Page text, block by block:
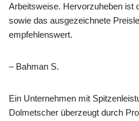
Arbeitsweise. Hervorzuheben ist
sowie das ausgezeichnete
empfehlenswert.
– Bahman S.
Ein Unternehmen mit
Dolmetscher überzeugt durch